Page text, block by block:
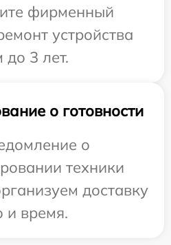
фирменный
устройства
3 лет.
о готовности
о
техники
доставку
и время.